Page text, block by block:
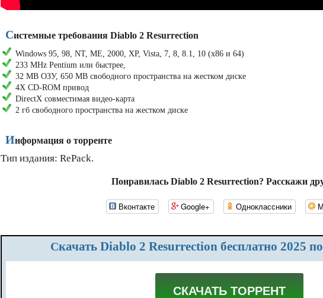
Системные требования Diablo 2 Resurrection
Windows 95, 98, NT, ME, 2000, XP, Vista, 7, 8, 8.1, 10 (x86 и 64)
233 MHz Pentium или быстрее,
32 MB ОЗУ, 650 MB свободного пространства на жестком диске
4X CD-ROM привод
DirectX совместимая видео-карта
2 гб свободного пространства на жестком диске
Информация о торренте
Тип издания: RePack.
Понравилась Diablo 2 Resurrection? Расскажи
Вконтакте Google+ Одноклассники
Скачать Diablo 2 Resurrection бесплатно 2025
СКАЧАТЬ ТОРРЕНТ